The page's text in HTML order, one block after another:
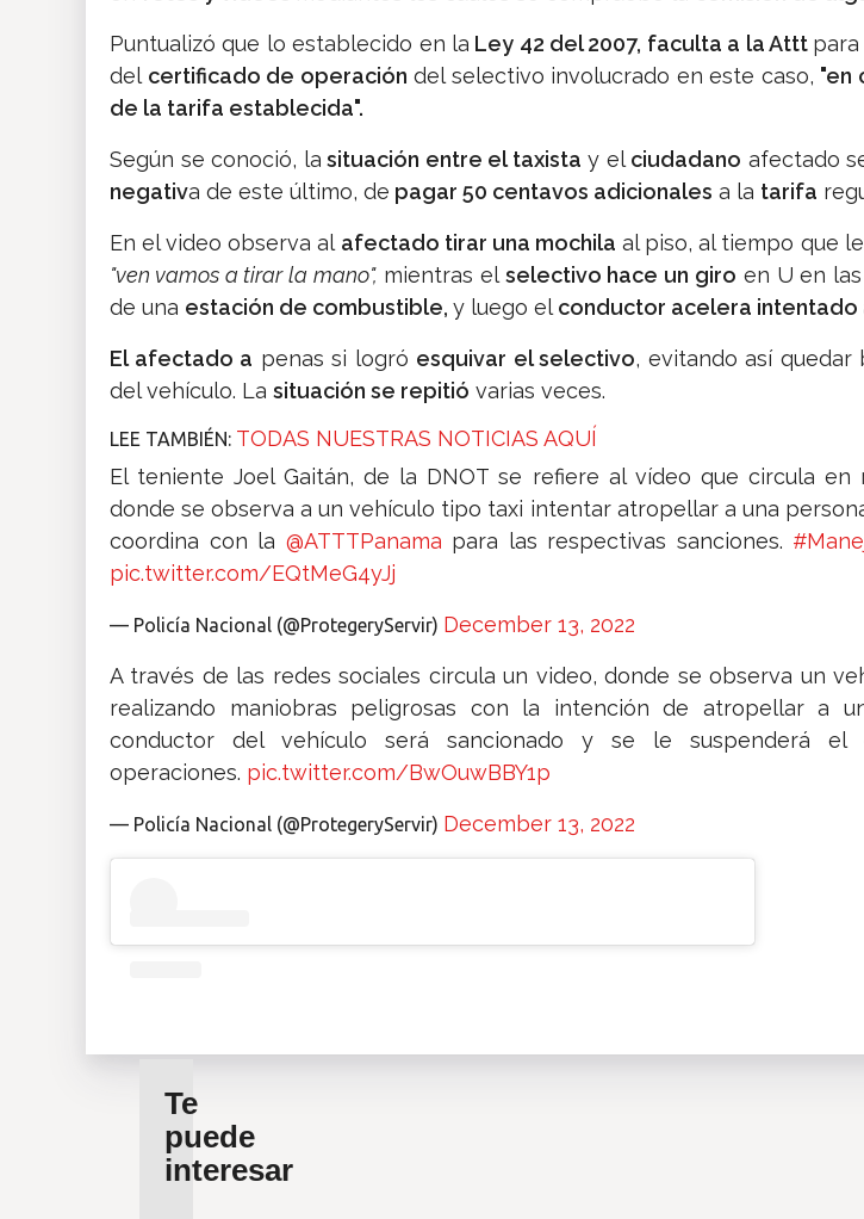
Puntualizó que lo establecido en la Ley 42 del 2007, faculta a la Attt para
del certificado de operación del selectivo involucrado en este caso, "en
de la tarifa establecida".
Según se conoció, la situación entre el taxista y elciudadano afectado
negativa de este último, de pagar 50 centavos adicionales a la tarifa
En el video observa alafectado tirar una mochila al piso, al tiempo que le
"ven vamos a tirar la mano", mientras elselectivo hace un giro en U en
de una estación de combustible, y luego elconductor acelera
El afectado a penas si logró esquivar el selectivo, evitando así quedar
del vehículo. La situación se repitió varias veces.
LEE TAMBIÉN: TODAS NUESTRAS NOTICIAS AQUÍ
El teniente Joel Gaitán, de la DNOT se refiere al vídeo que circula en
donde se observa a un vehículo tipo taxi intentar atropellar a una
coordina con la @ATTTPanama para las respectivas sanciones.
pic.twitter.com/EQtMeG4yJj
— Policía Nacional (@ProtegeryServir) December 13, 2022
A través de las redes sociales circula un video, donde se observa un
realizando maniobras peligrosas con la intención de atropellar a
conductor del vehículo será sancionado y se le suspenderá el
operaciones. pic.twitter.com/BwOuwBBY1p
— Policía Nacional (@ProtegeryServir) December 13, 2022
Te
puede
interesar